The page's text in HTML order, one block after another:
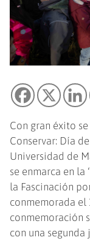
Con gran éxito
Conservar: Día
Universidad de
se enmarca en
la Fascinación
conmemorada el
conmemoración
con una